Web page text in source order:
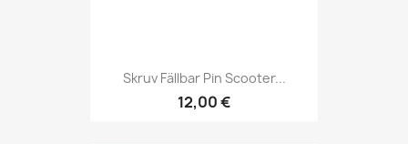
Skruv Fällbar Pin Scooter...
12,00 €